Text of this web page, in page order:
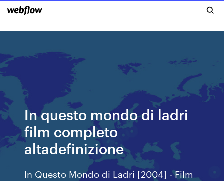
In questo mondo di ladri
film completo
altadefinizione
In Questo Mondo di Ladri [2004] - Film